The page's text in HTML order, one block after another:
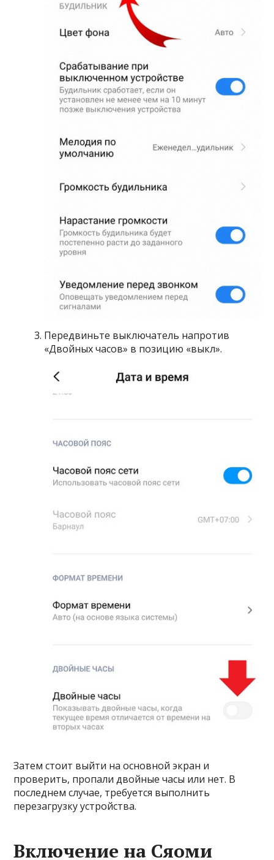
Передвиньте выключатель напротив
«Двойных часов» в позицию «выкл».
Затем стоит выйти на основной экран и
проверить, пропали двойные часы или нет. В
последнем случае, требуется выполнить
перезагрузку устройства.
Включение на Сяоми